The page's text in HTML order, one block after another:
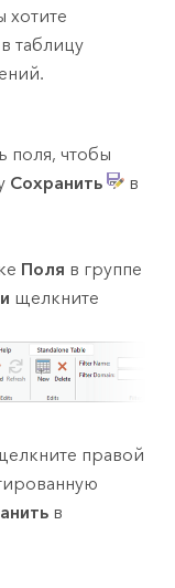
хотите
таблицу
поля, чтобы
Сохранить
в
Поля в группе
щелкните
правой
в